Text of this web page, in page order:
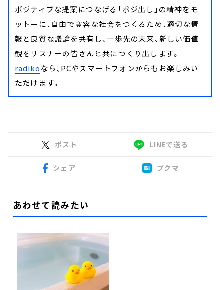
ポジティブな提案につなげる「ポジ出し」の精神をモ
ットーに、自由で寛容な社会をつくるため、適切な情
報と良質な議論を共有し、一歩先の未来、新しい価値
観をリスナーの皆さんと共につくり出します。
radikoなら、PCやスマートフォンからもお楽しみい
ただけます。
ポスト LINEで送る
シェア ブクマ
あわせて読みたい